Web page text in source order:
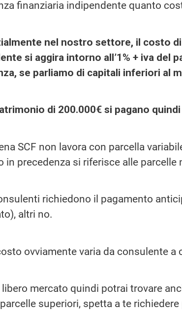
finanziaria indipendente quanto
nel nostro settore, il costo
si aggira intorno all’1% + iva del
se parliamo di capitali inferiori al
di 200.000€ si pagano
SCF non lavora con parcella
in precedenza si riferisce alle
richiedono il pagamento
altri no.
ovviamente varia da consulente a
libero mercato quindi potrai trovare
superiori, spetta a te